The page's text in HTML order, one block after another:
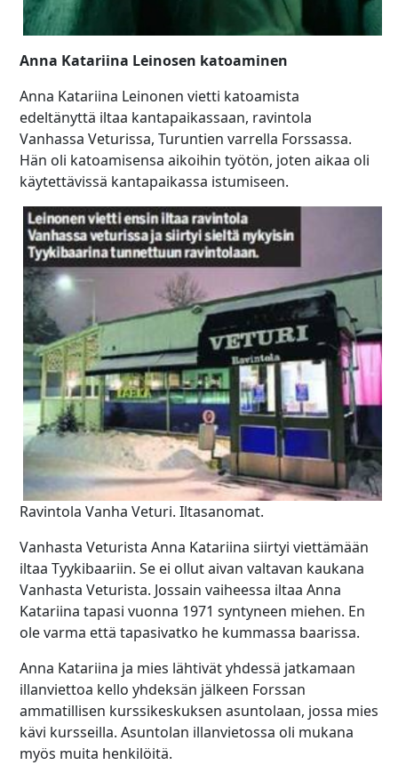
Anna Katariina Leinosen katoaminen
Anna Katariina Leinonen vietti katoamista
edeltänyttä iltaa kantapaikassaan, ravintola
Vanhassa Veturissa, Turuntien varrella Forssassa.
Hän oli katoamisensa aikoihin työtön, joten aikaa oli
käytettävissä kantapaikassa istumiseen.
Ravintola Vanha Veturi. Iltasanomat.
Vanhasta Veturista Anna Katariina siirtyi viettämään
iltaa Tyykibaariin. Se ei ollut aivan valtavan kaukana
Vanhasta Veturista. Jossain vaiheessa iltaa Anna
Katariina tapasi vuonna 1971 syntyneen miehen. En
ole varma että tapasivatko he kummassa baarissa.
Anna Katariina ja mies lähtivät yhdessä jatkamaan
illanviettoa kello yhdeksän jälkeen Forssan
ammatillisen kurssikeskuksen asuntolaan, jossa mies
kävi kursseilla. Asuntolan illanvietossa oli mukana
myös muita henkilöitä.